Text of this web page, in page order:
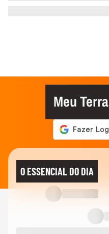
Meu Terra
O ESSENCIAL DO DIA